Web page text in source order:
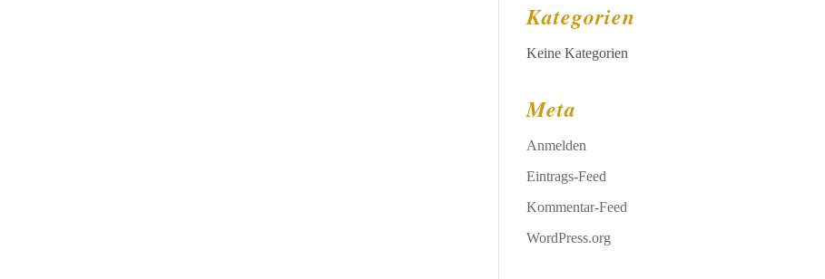
Kategorien
Keine Kategorien
Meta
Anmelden
Eintrags-Feed
Kommentar-Feed
WordPress.org